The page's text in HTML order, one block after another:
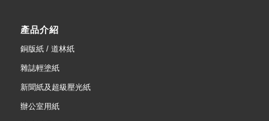
產品介紹
銅版紙 / 道林紙
雜誌輕塗紙
新聞紙及超級壓光紙
辦公室用紙